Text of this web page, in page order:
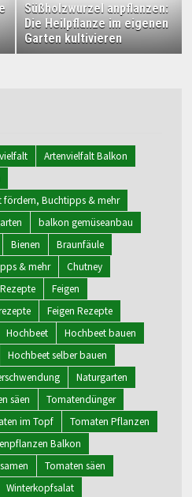
Süßholzwurzel anpflanzen:
Die Heilpflanze im eigenen
Garten kultivieren
Artenvielfalt Balkon
fördern, Buchtipps & mehr
balkon gemüseanbau
Bienen
Braunfäule
& mehr
Chutney
Feigen
Feigen Rezepte
Hochbeet
Hochbeet bauen
Hochbeet selber bauen
Naturgarten
säen
Tomatendünger
im Topf
Tomaten Pflanzen
Balkon
Tomaten säen
Winterkopfsalat